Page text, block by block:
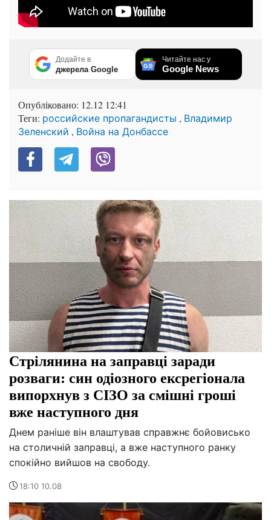
Додайте в
джерела Google
Читайте нас у
Google News
Опубліковано: 12.12 12:41
Теги: российские пропагандисты , Владимир
Зеленский , Война на Донбассе
Стрілянина на заправці заради
розваги: син одіозного ексрегіонала
випорхнув з СІЗО за смішні гроші
вже наступного дня
Днем раніше він влаштував справжнє бойовисько
на столичній заправці, а вже наступного ранку
спокійно вийшов на свободу.
18:10 10.08